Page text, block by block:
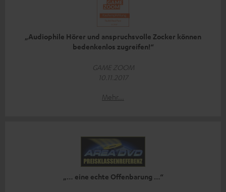
„Audiophile Hörer und anspruchsvolle Zocker können
bedenkenlos zugreifen!“
GAME ZOOM
10.11.2017
Mehr...
„… eine echte Offenbarung …“